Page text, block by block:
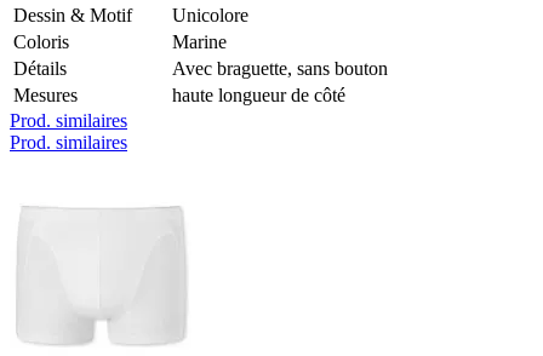
Dessin & Motif
Unicolore
Coloris
Marine
Détails
Avec braguette, sans bouton
Mesures
haute longueur de côté
Prod. similaires
Prod. similaires